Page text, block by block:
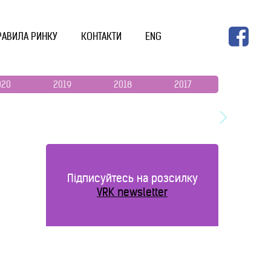
РИНКУ КОНТАКТИ ENG
2019 2018 2017
Підписуйтесь на розсилку
VRK newsletter